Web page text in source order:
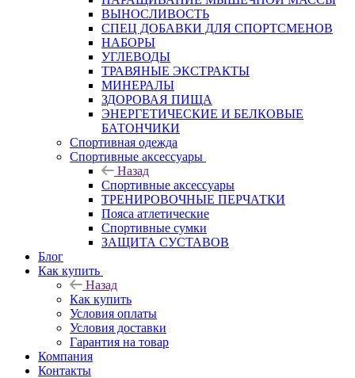
ВЫНОСЛИВОСТЬ
СПЕЦ ДОБАВКИ ДЛЯ СПОРТСМЕНОВ
НАБОРЫ
УГЛЕВОДЫ
ТРАВЯНЫЕ ЭКСТРАКТЫ
МИНЕРАЛЫ
ЗДОРОВАЯ ПИЩА
ЭНЕРГЕТИЧЕСКИЕ И БЕЛКОВЫЕ
БАТОНЧИКИ
Спортивная одежда
Спортивные аксессуары
Назад
Спортивные аксессуары
ТРЕНИРОВОЧНЫЕ ПЕРЧАТКИ
Пояса атлетические
Спортивные сумки
ЗАЩИТА СУСТАВОВ
Блог
Как купить
Назад
Как купить
Условия оплаты
Условия доставки
Гарантия на товар
Компания
Контакты